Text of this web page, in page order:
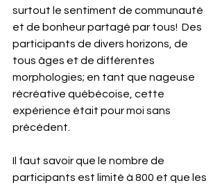
surtout le sentiment de communauté
et de bonheur partagé par tous!  Des
participants de divers horizons, de
tous âges et de différentes
morphologies; en tant que nageuse
récréative québécoise, cette
expérience était pour moi sans
précédent.
Il faut savoir que le nombre de
participants est limité à 800 et que les